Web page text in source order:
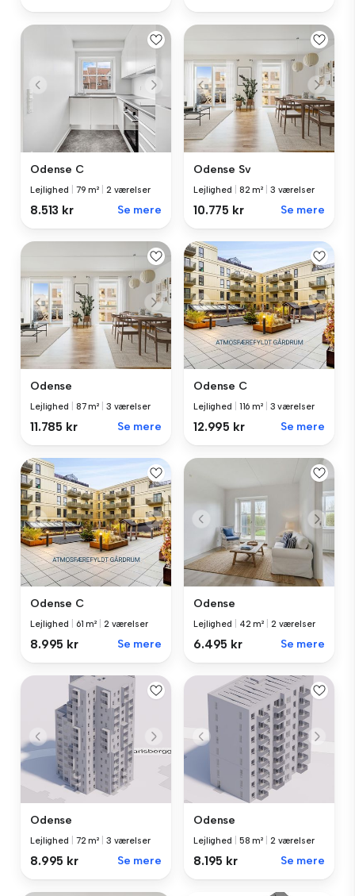
Odense C
Lejlighed 79 m² 2 værelser
8.513 kr Se mere
Odense Sv
Lejlighed 82 m² 3 værelser
10.775 kr Se mere
Odense
Lejlighed 87 m² 3 værelser
11.785 kr Se mere
Odense C
Lejlighed 116 m² 3 værelser
12.995 kr Se mere
Odense C
Lejlighed 61 m² 2 værelser
8.995 kr Se mere
Odense
Lejlighed 42 m² 2 værelser
6.495 kr Se mere
Odense
Lejlighed 72 m² 3 værelser
8.995 kr Se mere
Odense
Lejlighed 58 m² 2 værelser
8.195 kr Se mere